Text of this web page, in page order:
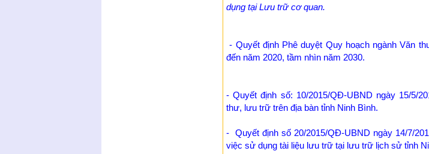
dụng tại Lưu trữ cơ quan.
- Quyết định Phê duyệt Quy hoạch ngành Văn
đến năm 2020, tầm nhìn năm 2030.
- Quyết định số: 10/2015/QĐ-UBND ngày 15/5/
thư, lưu trữ trên địa bàn tỉnh Ninh Bình.
- Quyết định số 20/2015/QĐ-UBND ngày 14/7/
việc sử dụng tài liệu lưu trữ tại lưu trữ lịch sử tỉnh